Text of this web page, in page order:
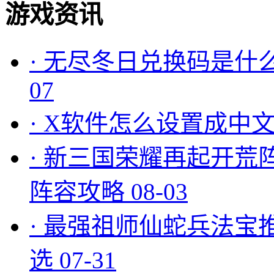
游戏资讯
· 无尽冬日兑换码是什
07
· X软件怎么设置成中
· 新三国荣耀再起开荒
阵容攻略 08-03
· 最强祖师仙蛇兵法宝
选 07-31